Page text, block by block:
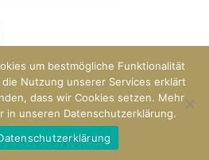
by cometosee.it
um bestmögliche Funktionalität
Nutzung unserer Services erklärt
dass wir Cookies setzen. Mehr
in unseren Datenschutzerklärung.